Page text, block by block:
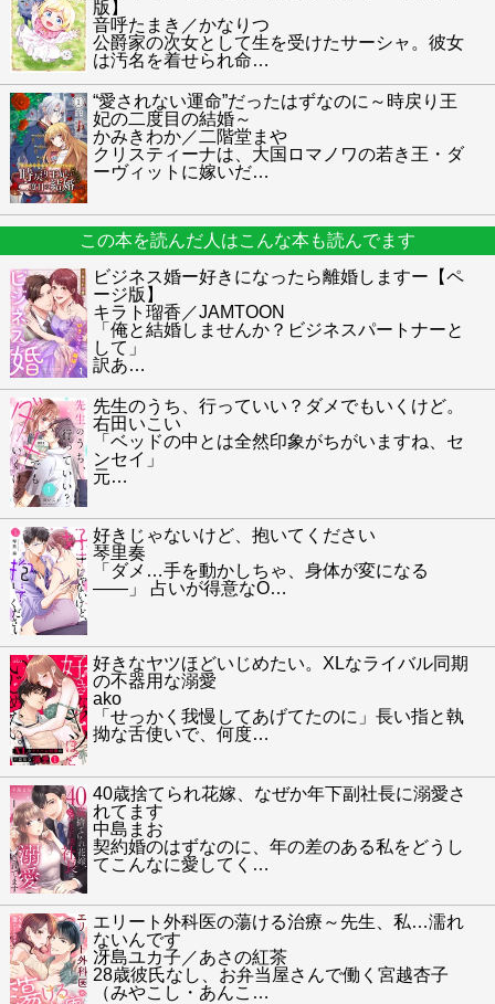
版】
音呼たまき／かなりつ
公爵家の次女として生を受けたサーシャ。彼女
は汚名を着せられ命…
“愛されない運命”だったはずなのに～時戻り王
妃の二度目の結婚～
かみきわか／二階堂まや
クリスティーナは、大国ロマノワの若き王・ダ
ーヴィットに嫁いだ…
この本を読んだ人はこんな本も読んでます
ビジネス婚ー好きになったら離婚しますー【ペ
ージ版】
キラト瑠香／JAMTOON
「俺と結婚しませんか？ビジネスパートナーと
して」
訳あ…
先生のうち、行っていい？ダメでもいくけど。
右田いこい
「ベッドの中とは全然印象がちがいますね、セ
ンセイ」
元…
好きじゃないけど、抱いてください
琴里奏
「ダメ…手を動かしちゃ、身体が変になる
――」 占いが得意なO…
好きなヤツほどいじめたい。XLなライバル同期
の不器用な溺愛
ako
「せっかく我慢してあげてたのに」長い指と執
拗な舌使いで、何度…
40歳捨てられ花嫁、なぜか年下副社長に溺愛さ
れてます
中島まお
契約婚のはずなのに、年の差のある私をどうし
てこんなに愛してく …
エリート外科医の蕩ける治療～先生、私…濡れ
ないんです
冴島ユカ子／あさの紅茶
28歳彼氏なし、お弁当屋さんで働く宮越杏子
（みやこし・あんこ …